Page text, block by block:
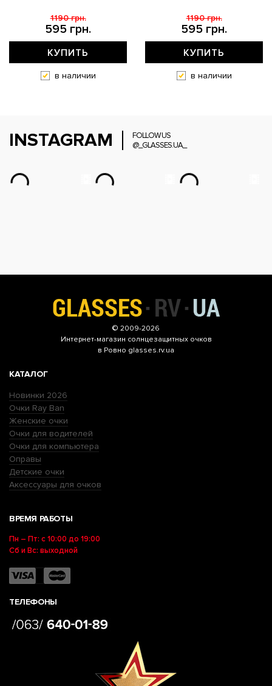
595 грн.
1190 грн.
КУПИТЬ
в наличии
595 грн.
1190 грн.
КУПИТЬ
в наличии
INSTAGRAM
FOLLOW US
@_GLASSES.UA_
© 2009-2026
Интернет-магазин солнцезащитных очков
в Ровно glasses.rv.ua
КАТАЛОГ
Новинки 2026
Очки Ray Ban
Женские очки
Очки для водителей
Очки для компьютера
Оправы
Детские очки
Аксессуары для очков
ВРЕМЯ РАБОТЫ
Пн – Пт: с 10:00 до 19:00
Сб и Вс: выходной
ТЕЛЕФОНЫ